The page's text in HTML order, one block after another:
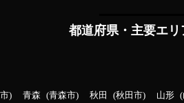
都道府県・主要エ
青森 青森市 秋田 秋田市 山形